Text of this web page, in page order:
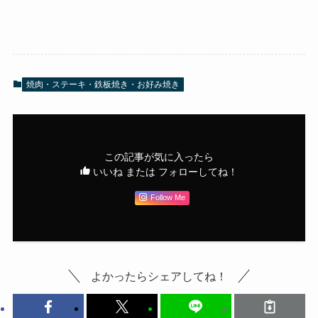
焼肉・ステーキ・鉄板焼き・お好み焼き
この記事が気に入ったら
いいね または フォローしてね！
Follow Me
よかったらシェアしてね！